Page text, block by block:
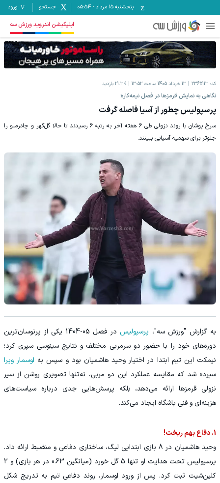
پنجشنبه ۱۵ مرداد -
05:54 جستجو ورود
اپلیکیشن اندروید ورزش سه
کد: 2365113 13 خرداد 1405 ساعت 13:52 21.3K بازدید
نگاهی به نمایش قرمزها در فصل نیمه‌کاره؛
پرسپولیس چطور از آسیا فاصله گرفت
سرخ پوشان با روند نزولی طی 6 هفته آخر به رتبه 6 رسیدند تا حالا گل‌گهر و چادرملو را
جلوتر برای سهمیه آسیایی ببینند.
به گزارش "ورزش سه"، پرسپولیس
در فصل 05-1404 یکی از پرنوسان‌ترین
دوره‌های خود را با حضور دو سرمربی مختلف و نتایج سینوسی سپری کرد؛
نیمکت این تیم ابتدا در اختیار وحید هاشمیان بود و سپس به اوسمار ویرا
سپرده شد که مقایسه عملکرد این دو مربی، نه‌تنها تصویری روشن از سیر
نزولی قرمزها ارائه می‌دهد، بلکه پرسش‌هایی جدی درباره سیاست‌های
هزینه‌ای و فنی باشگاه ایجاد می‌کند.
1. دفاع بهم ریخت!
وحید هاشمیان در 8 بازی ابتدایی لیگ، ساختاری دفاعی و منضبط ارائه داد.
پرسپولیس تحت هدایت او تنها 5 گل خورد (میانگین 0.63 در هر بازی) و 2
کلین‌شیت ثبت کرد. پس از ورود اوسمار، روند دفاعی تیم به تدریج شکل